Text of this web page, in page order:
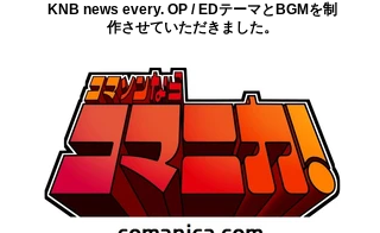
KNB news every. OP / EDテーマとBGMを制
作させていただきました。